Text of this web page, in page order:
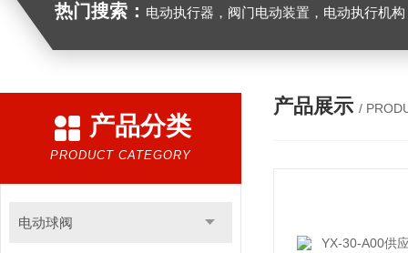
热门搜索： 电动执行器，阀门电动装置，电动执行机构，阀门驱动装置，电动头，角行
产品分类
PRODUCT CATEGORY
电动球阀
产品展示 /